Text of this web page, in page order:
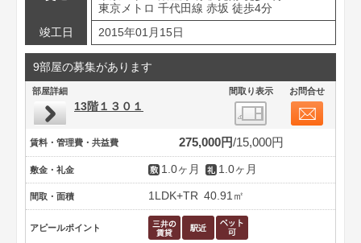
東京メトロ 千代田線 赤坂 徒歩4分
竣工日
2015年01月15日
9部屋の募集があります
部屋詳細 間取り表示 お問合せ
13階１３０１
賃料・管理費・共益費 275,000円 15,000円
敷金・礼金 1.0ヶ月 1.0ヶ月
間取・面積 1LDK+TR 40.91㎡
アピールポイント